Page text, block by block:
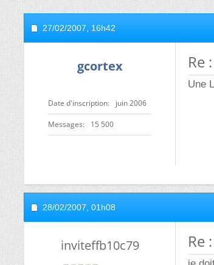
27/02/2007, 16h42
gcortex
Date d'inscription juin 2006
Messages 15 500
Re
Une
28/02/2007, 01h08
inviteffb10c79 Re